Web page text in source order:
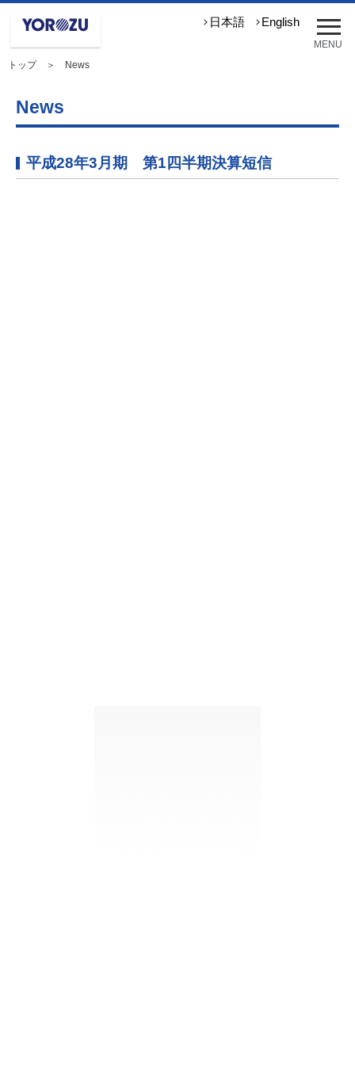
メ
ニ
ュ
MENU
日本語 English
トップ＞ News
News
平成28年3月期 第1四半期決算短信